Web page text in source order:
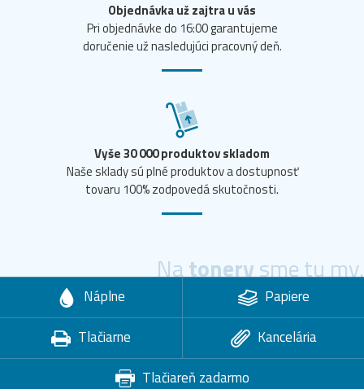
Objednávka už zajtra u vás
Pri objednávke do 16:00 garantujeme
doručenie už nasledujúci pracovný deň.
Vyše 30 000 produktov skladom
Naše sklady sú plné produktov a dostupnosť
tovaru 100% zodpovedá skutočnosti.
Natonerysme tu my.
Náplne
Papiere
Tlačiarne
Kancelária
Tlačiareň zadarmo